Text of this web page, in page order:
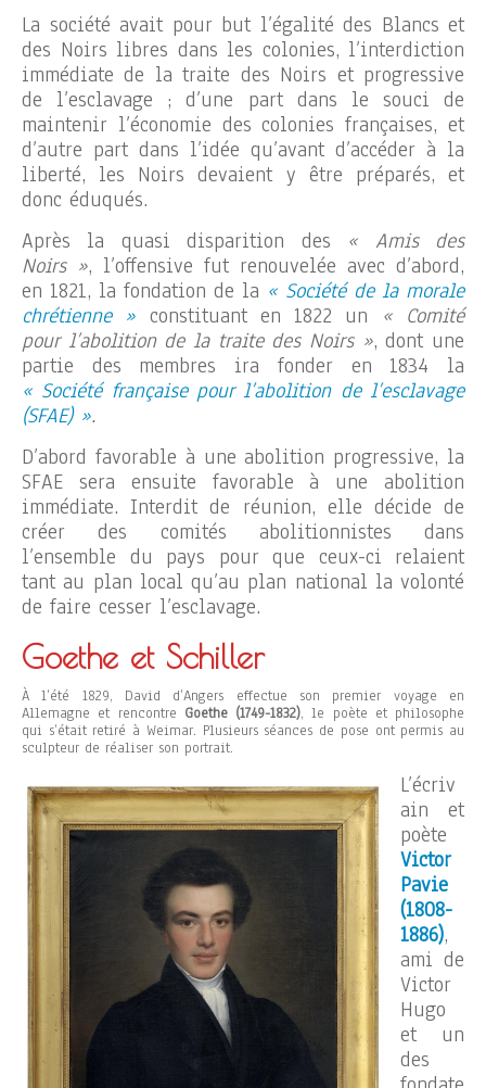
La société avait pour but l’égalité des Blancs et
des Noirs libres dans les colonies, l’interdiction
immédiate de la traite des Noirs et progressive
de l’esclavage ; d’une part dans le souci de
maintenir l’économie des colonies françaises, et
d’autre part dans l’idée qu’avant d’accéder à la
liberté, les Noirs devaient y être préparés, et
donc éduqués.
Après la quasi disparition des « Amis des
Noirs », l’offensive fut renouvelée avec d’abord,
en 1821, la fondation de la « Société de la morale
chrétienne » constituant en 1822 un « Comité
pour l’abolition de la traite des Noirs », dont une
partie des membres ira fonder en 1834 la
« Société française pour l’abolition de l’esclavage
(SFAE) ».
D’abord favorable à une abolition progressive, la
SFAE sera ensuite favorable à une abolition
immédiate. Interdit de réunion, elle décide de
créer des comités abolitionnistes dans
l’ensemble du pays pour que ceux-ci relaient
tant au plan local qu’au plan national la volonté
de faire cesser l’esclavage.
Goethe et Schiller
À l’été 1829, David d’Angers effectue son premier voyage en
Allemagne et rencontre Goethe (1749-1832), le poète et philosophe
qui s’était retiré à Weimar. Plusieurs séances de pose ont permis au
sculpteur de réaliser son portrait.
L’écriv
ain et
poète
Victor
Pavie
(1808-
1886),
ami de
Victor
Hugo
et un
des